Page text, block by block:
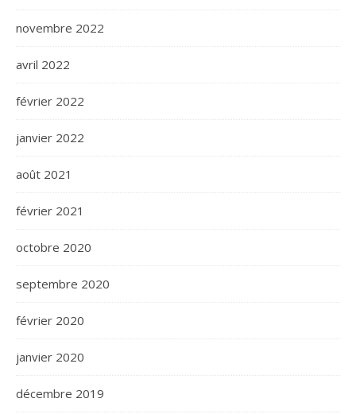
novembre 2022
avril 2022
février 2022
janvier 2022
août 2021
février 2021
octobre 2020
septembre 2020
février 2020
janvier 2020
décembre 2019